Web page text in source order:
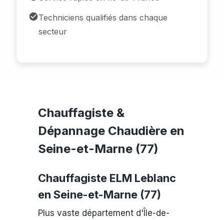
Techniciens qualifiés dans chaque
secteur
Chauffagiste &
Dépannage Chaudière en
Seine-et-Marne (77)
Chauffagiste ELM Leblanc
en Seine-et-Marne (77)
Plus vaste département d'Île-de-